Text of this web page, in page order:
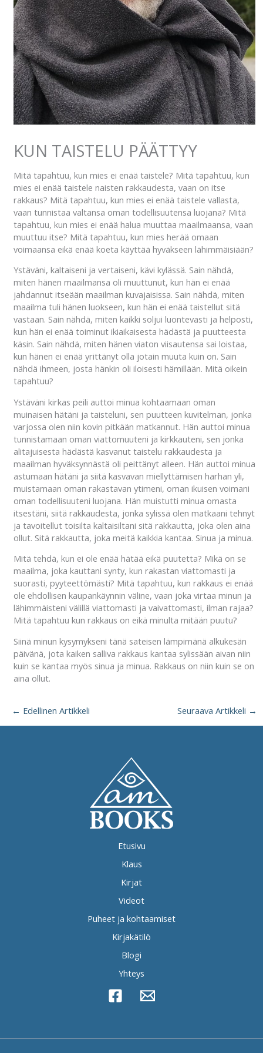
KUN TAISTELU PÄÄTTYY
Mitä tapahtuu, kun mies ei enää taistele? Mitä tapahtuu, kun
mies ei enää taistele naisten rakkaudesta, vaan on itse
rakkaus? Mitä tapahtuu, kun mies ei enää taistele vallasta,
vaan tunnistaa valtansa oman todellisuutensa luojana? Mitä
tapahtuu, kun mies ei enää halua muuttaa maailmaansa, vaan
muuttuu itse? Mitä tapahtuu, kun mies herää omaan
voimaansa eikä enää koeta käyttää hyväkseen lähimmäisiään?
Ystäväni, kaltaiseni ja vertaiseni, kävi kylässä. Sain nähdä,
miten hänen maailmansa oli muuttunut, kun hän ei enää
jahdannut itseään maailman kuvajaisissa. Sain nähdä, miten
maailma tuli hänen luokseen, kun hän ei enää taistellut sitä
vastaan. Sain nähdä, miten kaikki soljui luontevasti ja helposti,
kun hän ei enää toiminut ikiaikaisesta hädästä ja puutteesta
käsin. Sain nähdä, miten hänen viaton viisautensa sai loistaa,
kun hänen ei enää yrittänyt olla jotain muuta kuin on. Sain
nähdä ihmeen, josta hänkin oli iloisesti hämillään. Mitä oikein
tapahtuu?
Ystäväni kirkas peili auttoi minua kohtaamaan oman
muinaisen hätäni ja taisteluni, sen puutteen kuvitelman, jonka
varjossa olen niin kovin pitkään matkannut. Hän auttoi minua
tunnistamaan oman viattomuuteni ja kirkkauteni, sen jonka
alitajuisesta hädästä kasvanut taistelu rakkaudesta ja
maailman hyväksynnästä oli peittänyt alleen. Hän auttoi minua
astumaan hätäni ja siitä kasvavan miellyttämisen harhan yli,
muistamaan oman rakastavan ytimeni, oman ikuisen voimani
oman todellisuuteni luojana. Hän muistutti minua omasta
itsestäni, siitä rakkaudesta, jonka sylissä olen matkaani tehnyt
ja tavoitellut toisilta kaltaisiltani sitä rakkautta, joka olen aina
ollut. Sitä rakkautta, joka meitä kaikkia kantaa. Sinua ja minua.
Mitä tehdä, kun ei ole enää hätää eikä puutetta? Mikä on se
maailma, joka kauttani synty, kun rakastan viattomasti ja
suorasti, pyyteettömästi? Mitä tapahtuu, kun rakkaus ei enää
ole ehdollisen kaupankäynnin väline, vaan joka virtaa minun ja
lähimmäisteni välillä viattomasti ja vaivattomasti, ilman rajaa?
Mitä tapahtuu kun rakkaus on eikä minulta mitään puutu?
Siinä minun kysymykseni tänä sateisen lämpimänä alkukesän
päivänä, jota kaiken salliva rakkaus kantaa sylissään aivan niin
kuin se kantaa myös sinua ja minua. Rakkaus on niin kuin se on
aina ollut.
← Edellinen Artikkeli Seuraava Artikkeli →
Etusivu
Klaus
Kirjat
Videot
Puheet ja kohtaamiset
Kirjakätilö
Blogi
Yhteys